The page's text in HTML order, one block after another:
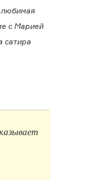
любимая
с Марией
сатира